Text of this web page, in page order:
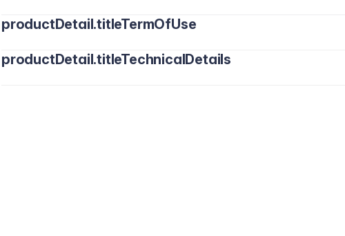
productDetail.titleTermOfUse
productDetail.titleTechnicalDetails